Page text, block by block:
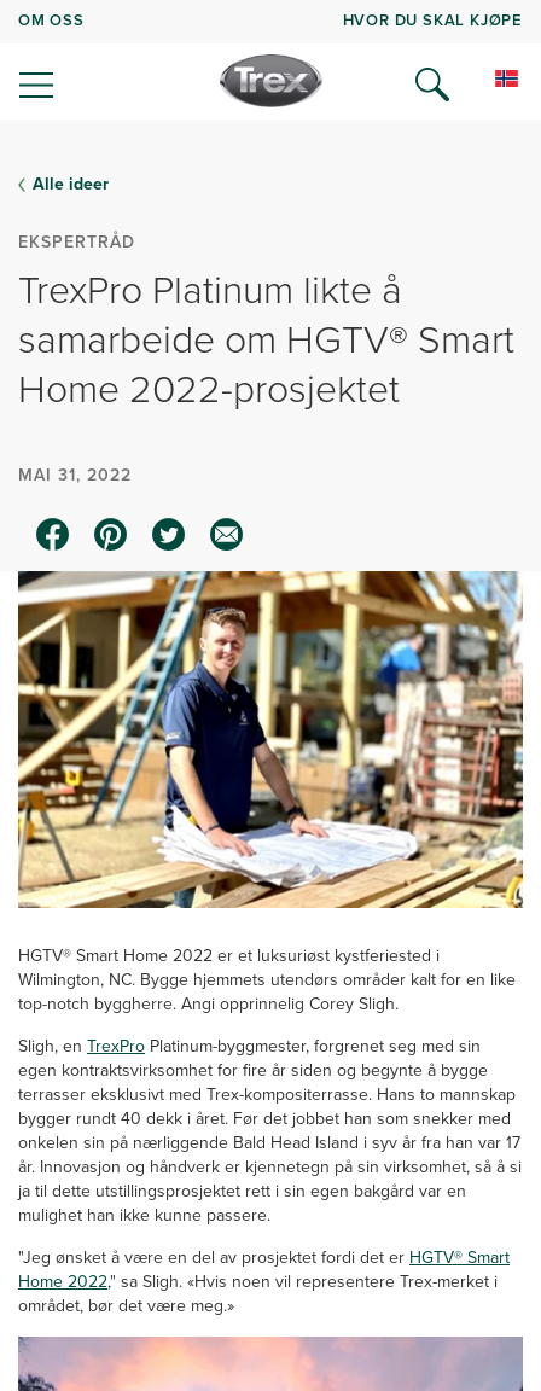
OM OSS HVOR DU SKAL KJØPE
Alle ideer
EKSPERTRÅD
TrexPro Platinum likte å
samarbeide om HGTV® Smart
Home 2022-prosjektet
MAI 31, 2022
HGTV® Smart Home 2022 er et luksuriøst kystferiested i
Wilmington, NC. Bygge hjemmets utendørs områder kalt for en like
top-notch byggherre. Angi opprinnelig Corey Sligh.
Sligh, en TrexPro Platinum-byggmester, forgrenet seg med sin
egen kontraktsvirksomhet for fire år siden og begynte å bygge
terrasser eksklusivt med Trex-kompositerrasse. Hans to mannskap
bygger rundt 40 dekk i året. Før det jobbet han som snekker med
onkelen sin på nærliggende Bald Head Island i syv år fra han var 17
år. Innovasjon og håndverk er kjennetegn på sin virksomhet, så å si
ja til dette utstillingsprosjektet rett i sin egen bakgård var en
mulighet han ikke kunne passere.
"Jeg ønsket å være en del av prosjektet fordi det er HGTV® Smart
Home 2022," sa Sligh. «Hvis noen vil representere Trex-merket i
området, bør det være meg.»